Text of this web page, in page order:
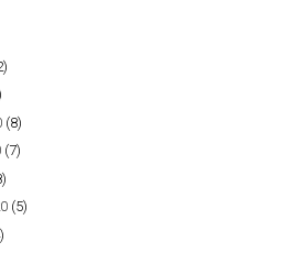
(8)
(7)
(5)